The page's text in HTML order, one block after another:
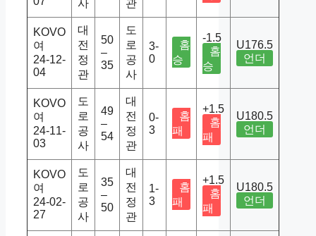
사
관
KOVO
여
24-12-
04
대
전
정
관
50
–
35
도
로
공
사
3-
0
홈
승
-1.5
홈
승
U176.5
언더
KOVO
여
24-11-
03
도
로
공
사
49
–
54
대
전
정
관
0-
3
홈
패
+1.5
홈
패
U180.5
언더
KOVO
여
24-02-
27
도
로
공
사
35
–
50
대
전
정
관
1-
3
홈
패
+1.5
홈
패
U180.5
언더